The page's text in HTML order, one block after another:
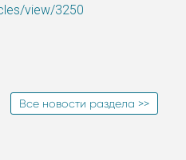
view/3250
Все новости раздела >>